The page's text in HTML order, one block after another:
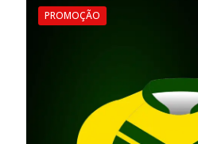
PROMOÇÃO